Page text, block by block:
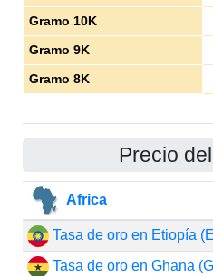
Gramo 10K
Gramo 9K
Gramo 8K
Precio
Africa
Tasa de oro en Etiopía
Tasa de oro en Ghana